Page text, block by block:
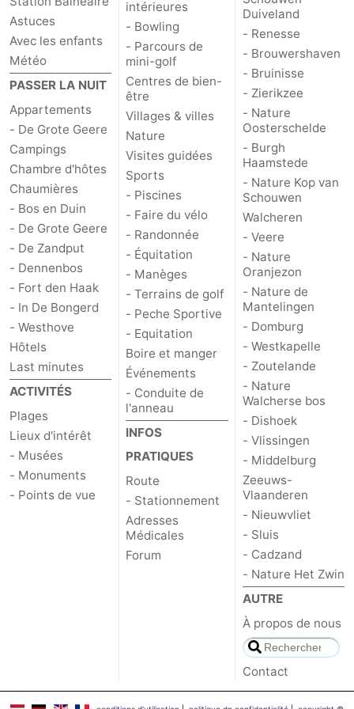
Zwin
Astuces
Avec les enfants
Météo
PASSER LA NUIT
Appartements
- De Grote Geere
Campings
Chambre d'hôtes
Chaumières
- Bos en Duin
- De Grote Geere
- De Zandput
- Dennenbos
- Fort den Haak
- In De Bongerd
- Westhove
Hôtels
Last minutes
ACTIVITÉS
Plages
Lieux d'intérêt
- Musées
- Monuments
- Points de vue
intérieures
- Bowling
- Parcours de
mini-golf
Centres de bien-
être
Villages & villes
Nature
Visites guidées
Sports
- Piscines
- Faire du vélo
- Randonnée
- Équitation
- Manèges
- Terrains de golf
- Peche Sportive
- Equitation
Boire et manger
Événements
- Conduite de
l'anneau
INFOS
PRATIQUES
Route
- Stationnement
Adresses
Médicales
Forum
Duiveland
- Renesse
- Brouwershaven
- Bruinisse
- Zierikzee
- Nature
Oosterschelde
- Burgh
Haamstede
- Nature Kop van
Schouwen
Walcheren
- Veere
- Nature
Oranjezon
- Nature de
Mantelingen
- Domburg
- Westkapelle
- Zoutelande
- Nature
Walcherse bos
- Dishoek
- Vlissingen
- Middelburg
Zeeuws-
Vlaanderen
- Nieuwvliet
- Sluis
- Cadzand
- Nature Het Zwin
AUTRE
À propos de nous
Contact